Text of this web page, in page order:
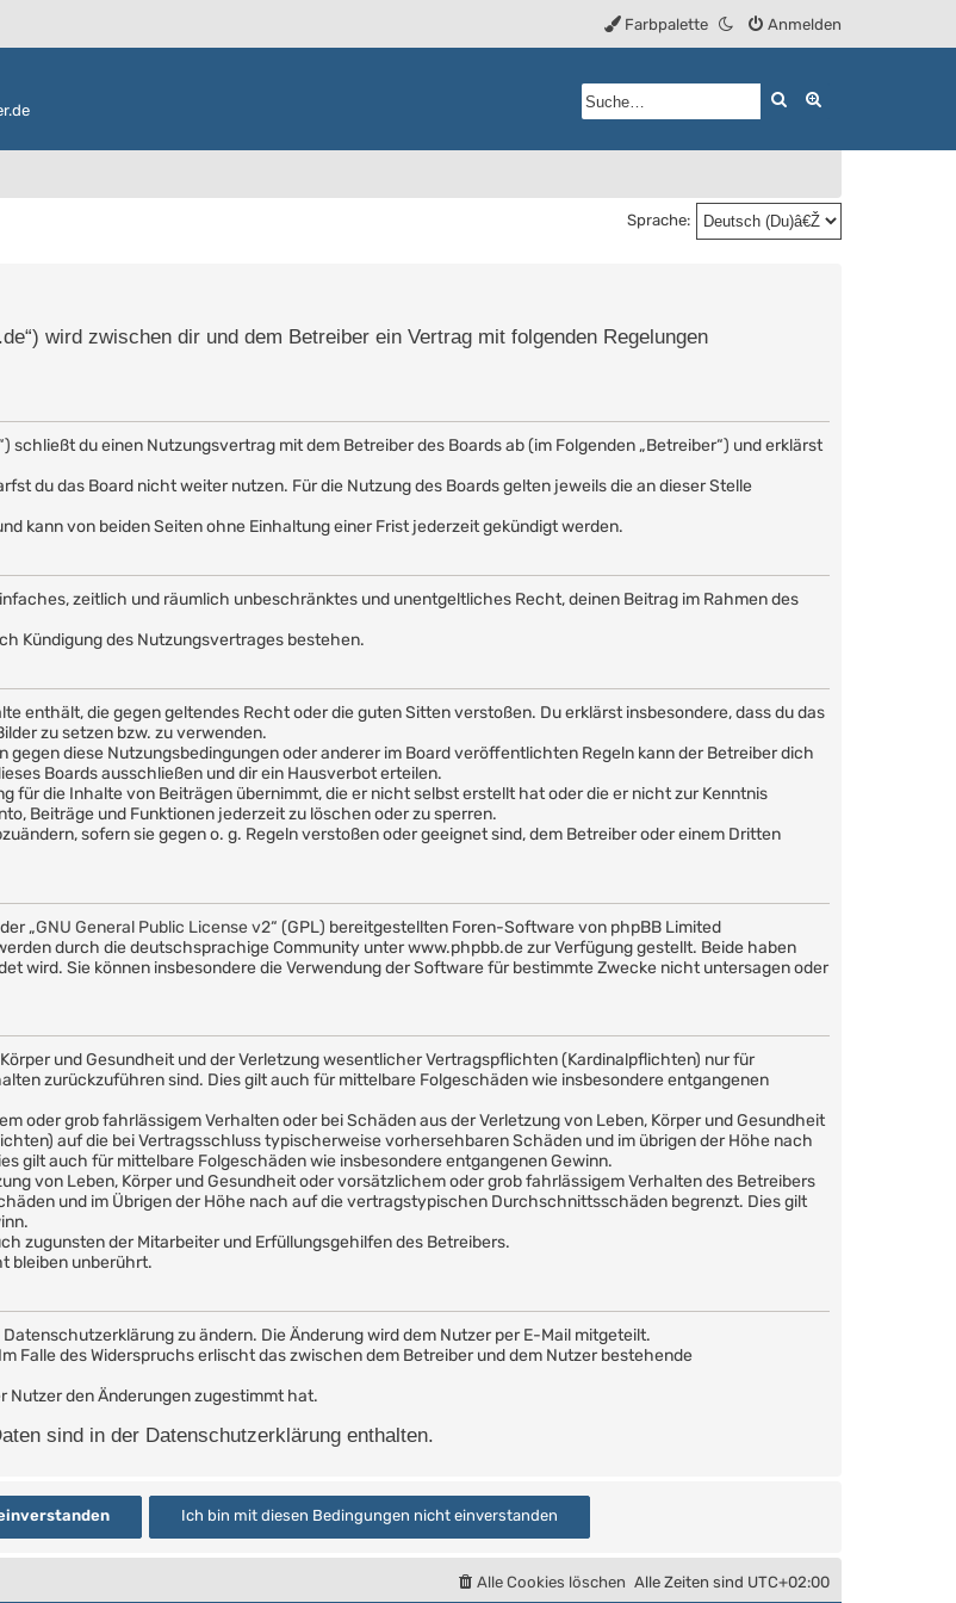
Anmelden
Farbpalette
Suche
Sprache:
wird zwischen dir und dem Betreiber ein Vertrag mit folgenden Regelungen
schließt du einen Nutzungsvertrag mit dem Betreiber des Boards ab (im Folgenden „Betreiber“) und erklärst
du das Board nicht weiter nutzen. Für die Nutzung des Boards gelten jeweils die an dieser Stelle
kann von beiden Seiten ohne Einhaltung einer Frist jederzeit gekündigt werden.
zeitlich und räumlich unbeschränktes und unentgeltliches Recht, deinen Beitrag im Rahmen des
Kündigung des Nutzungsvertrages bestehen.
enthält, die gegen geltendes Recht oder die guten Sitten verstoßen. Du erklärst insbesondere, dass du das
zu setzen bzw. zu verwenden.
gegen diese Nutzungsbedingungen oder anderer im Board veröffentlichten Regeln kann der Betreiber dich
Boards ausschließen und dir ein Hausverbot erteilen.
für die Inhalte von Beiträgen übernimmt, die er nicht selbst erstellt hat oder die er nicht zur Kenntnis
Beiträge und Funktionen jederzeit zu löschen oder zu sperren.
sofern sie gegen o. g. Regeln verstoßen oder geeignet sind, dem Betreiber oder einem Dritten
„GNU General Public License v2“ (GPL) bereitgestellten Foren-Software von phpBB Limited
durch die deutschsprachige Community unter www.phpbb.de zur Verfügung gestellt. Beide haben
wird. Sie können insbesondere die Verwendung der Software für bestimmte Zwecke nicht untersagen oder
und Gesundheit und der Verletzung wesentlicher Vertragspflichten (Kardinalpflichten) nur für
zurückzuführen sind. Dies gilt auch für mittelbare Folgeschäden wie insbesondere entgangenen
oder grob fahrlässigem Verhalten oder bei Schäden aus der Verletzung von Leben, Körper und Gesundheit
auf die bei Vertragsschluss typischerweise vorhersehbaren Schäden und im übrigen der Höhe nach
gilt auch für mittelbare Folgeschäden wie insbesondere entgangenen Gewinn.
von Leben, Körper und Gesundheit oder vorsätzlichem oder grob fahrlässigem Verhalten des Betreibers
und im Übrigen der Höhe nach auf die vertragstypischen Durchschnittsschäden begrenzt. Dies gilt
zugunsten der Mitarbeiter und Erfüllungsgehilfen des Betreibers.
bleiben unberührt.
zu ändern. Die Änderung wird dem Nutzer per E-Mail mitgeteilt.
Falle des Widerspruchs erlischt das zwischen dem Betreiber und dem Nutzer bestehende
Nutzer den Änderungen zugestimmt hat.
sind in der Datenschutzerklärung enthalten.
Alle Zeiten sind UTC+02:00
Alle Cookies löschen